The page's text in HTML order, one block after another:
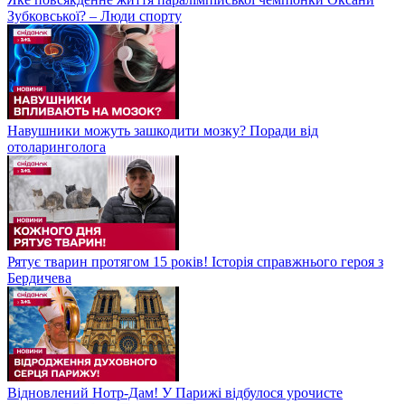
Зубковської? – Люди спорту
Навушники можуть зашкодити мозку? Поради від
отоларинголога
Рятує тварин протягом 15 років! Історія справжнього героя з
Бердичева
Відновлений Нотр-Дам! У Парижі відбулося урочисте